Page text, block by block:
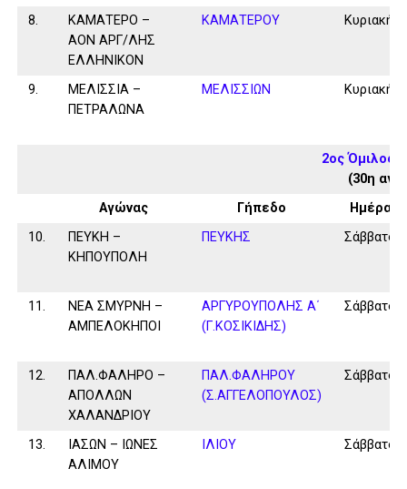
8.
ΚΑΜΑΤΕΡΟ –
ΑΟΝ ΑΡΓ/ΛΗΣ
ΕΛΛΗΝΙΚΟΝ
ΚΑΜΑΤΕΡΟΥ Κυριακή
9.
ΜΕΛΙΣΣΙΑ –
ΠΕΤΡΑΛΩΝΑ
ΜΕΛΙΣΣΙΩΝ Κυριακή
2ος Όμιλος
(30η
Αγώνας
Γήπεδο
Ημέρα
10.
ΠΕΥΚΗ –
ΚΗΠΟΥΠΟΛΗ
ΠΕΥΚΗΣ Σάββατο
11.
ΝΕΑ ΣΜΥΡΝΗ –
ΑΜΠΕΛΟΚΗΠΟΙ
ΑΡΓΥΡΟΥΠΟΛΗΣ Α΄
(Γ.ΚΟΣΙΚΙΔΗΣ)
Σάββατο
12.
ΠΑΛ.ΦΑΛΗΡΟ –
ΑΠΟΛΛΩΝ
ΧΑΛΑΝΔΡΙΟΥ
ΠΑΛ.ΦΑΛΗΡΟΥ
(Σ.ΑΓΓΕΛΟΠΟΥΛΟΣ)
Σάββατο
13.
ΙΑΣΩΝ – ΙΩΝΕΣ
ΑΛΙΜΟΥ
ΙΛΙΟΥ Σάββατο